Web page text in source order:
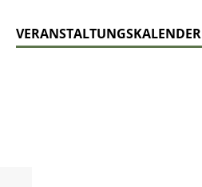
VERANSTALTUNGSKALENDER